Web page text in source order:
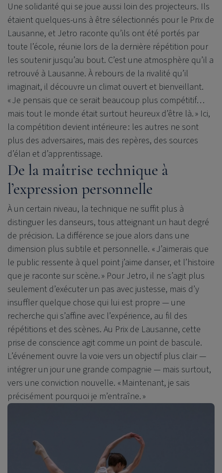
Une solidarité qui se joue aussi loin des projecteurs. Ils
étaient quelques-uns à être sélectionnés pour le Prix de
Lausanne, et Jetro raconte qu’ils ont été portés par
toute l’école, réunie lors de la dernière répétition pour
les soutenir jusqu’au bout. C’est une atmosphère qu’il a
retrouvé à Lausanne. À rebours de la rivalité qu’il
imaginait, il découvre un climat ouvert et bienveillant.
« Je pensais que ce serait beaucoup plus compétitif…
mais tout le monde était surtout heureux d’être là. » Ici,
la compétition devient intérieure : les autres ne sont
plus des adversaires, mais des repères, des sources
d’élan et d’apprentissage.
De la maîtrise technique à
l’expression personnelle
À un certain niveau, la technique ne suffit plus à
distinguer les danseurs, tous atteignant un haut degré
de précision. La différence se joue alors dans une
dimension plus subtile et personnelle. « J’aimerais que
le public ressente à quel point j’aime danser, et l’histoire
que je raconte sur scène. » Pour Jetro, il ne s’agit plus
seulement d’exécuter un pas avec justesse, mais d’y
insuffler quelque chose qui lui est propre — une
recherche qui s’affine avec l’expérience, au fil des
répétitions et des scènes. Au Prix de Lausanne, cette
prise de conscience agit comme un point de bascule.
L’événement ouvre la voie vers un objectif plus clair —
intégrer un jour une grande compagnie — mais surtout,
vers une conviction nouvelle. « Maintenant, je sais
précisément pourquoi je m’entraîne. »